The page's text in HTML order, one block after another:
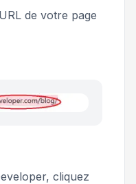
de votre page
cliquez